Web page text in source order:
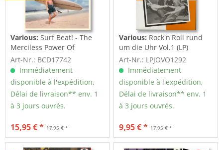
Various: Surf Beat! - The
Merciless Power Of
Water,...
Art-Nr.: BCD17742
Immédiatement
disponible à l'expédition,
Délai de livraison** env. 1
à 3 jours ouvrés.
17,95 € *
15,95 € *
Various: Rock'n'Roll rund
um die Uhr Vol.1 (LP)
Art-Nr.: LPJOVO1292
Immédiatement
disponible à l'expédition,
Délai de livraison** env. 1
à 3 jours ouvrés.
17,95 € *
9,95 € *